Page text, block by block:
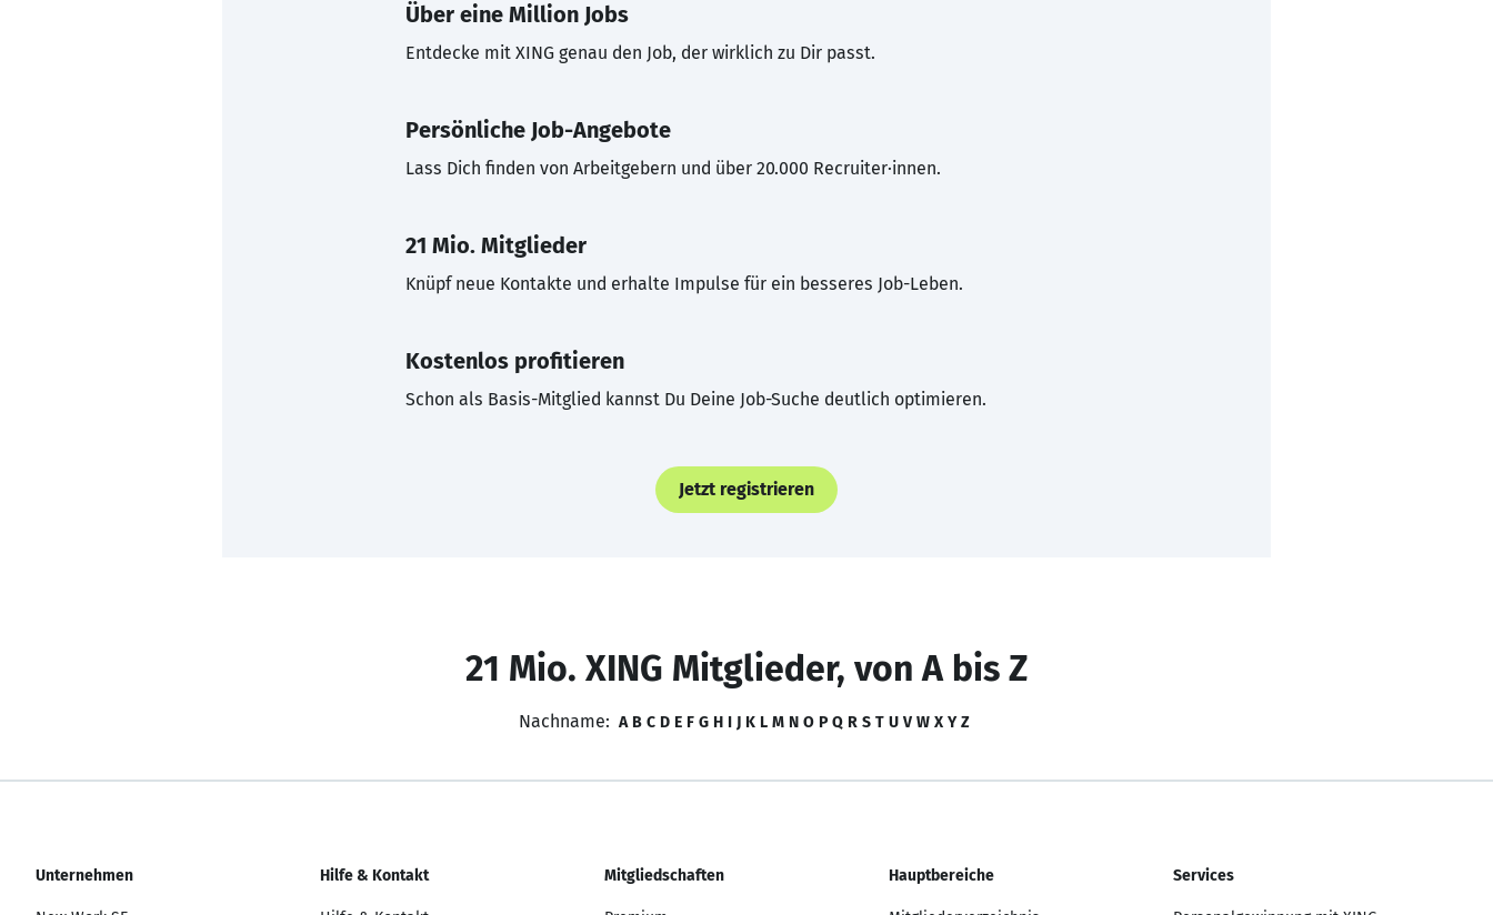
Über eine Million Jobs
Entdecke mit XING genau den Job, der wirklich zu Dir passt.
Persönliche Job-Angebote
Lass Dich finden von Arbeitgebern und über 20.000 Recruiter·innen.
21 Mio. Mitglieder
Knüpf neue Kontakte und erhalte Impulse für ein besseres Job-Leben.
Kostenlos profitieren
Schon als Basis-Mitglied kannst Du Deine Job-Suche deutlich optimieren.
Jetzt registrieren
21 Mio. XING Mitglieder, von A bis Z
Nachname: A B C D E F G H I J K L M N O P Q R S T U V W X Y Z
Unternehmen Hilfe & Kontakt Mitgliedschaften Hauptbereiche Services